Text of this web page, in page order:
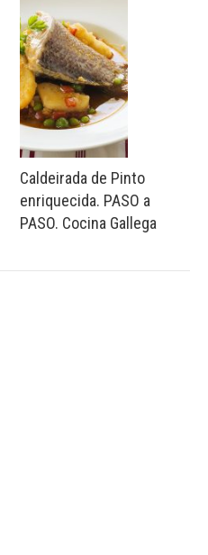
Caldeirada de Pinto
enriquecida. PASO a
PASO. Cocina Gallega